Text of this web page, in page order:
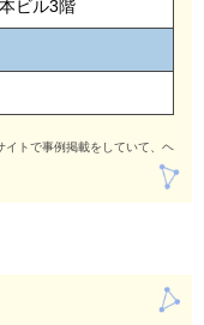
ビル3階
トで事例掲載をしていて、ヘルプ